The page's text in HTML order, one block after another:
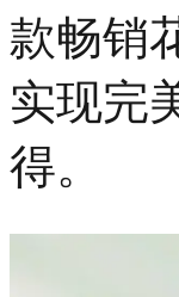
款畅销
实现完
得。